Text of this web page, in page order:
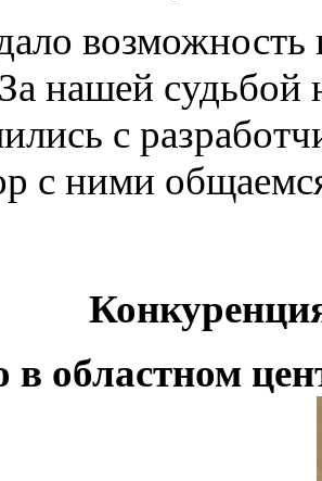
нашей
с
с ними
областном